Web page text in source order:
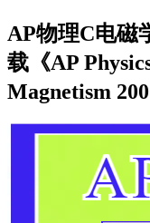
AP物理C电磁
载《AP
Magnetism